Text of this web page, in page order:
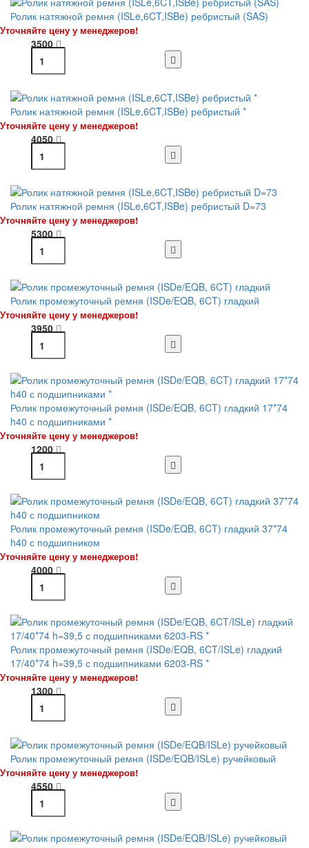
Ролик натяжной ремня (ISLe,6CT,ISBe) ребристый (SAS)
Уточняйте цену у менеджеров!
3500
Ролик натяжной ремня (ISLe,6CT,ISBe) ребристый *
Уточняйте цену у менеджеров!
4050
Ролик натяжной ремня (ISLe,6CT,ISBe) ребристый D=73
Уточняйте цену у менеджеров!
5300
Ролик промежуточный ремня (ISDe/EQB, 6CT) гладкий
Уточняйте цену у менеджеров!
3950
Ролик промежуточный ремня (ISDe/EQB, 6CT) гладкий 17*74
h40 с подшипниками *
Уточняйте цену у менеджеров!
1200
Ролик промежуточный ремня (ISDe/EQB, 6CT) гладкий 37*74
h40 с подшипником
Уточняйте цену у менеджеров!
4000
Ролик промежуточный ремня (ISDe/EQB, 6CT/ISLe) гладкий
17/40*74 h=39,5 с подшипниками 6203-RS *
Уточняйте цену у менеджеров!
1300
Ролик промежуточный ремня (ISDe/EQB/ISLe) ручейковый
Уточняйте цену у менеджеров!
4550